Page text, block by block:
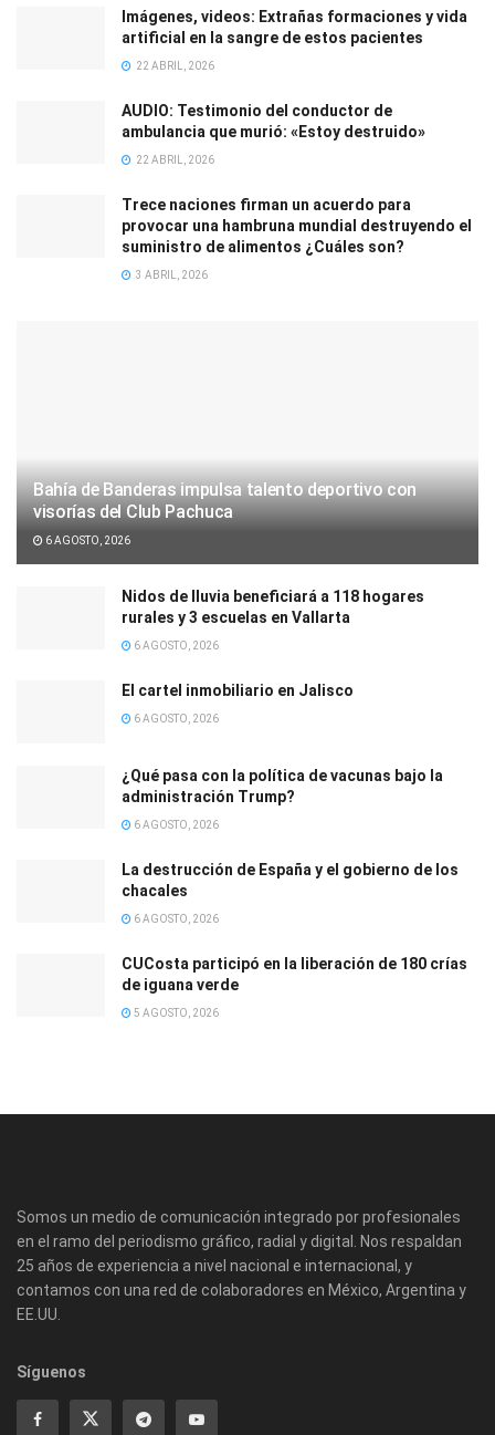
Imágenes, videos: Extrañas formaciones y vida
artificial en la sangre de estos pacientes
22 ABRIL, 2026
AUDIO: Testimonio del conductor de
ambulancia que murió: «Estoy destruido»
22 ABRIL, 2026
Trece naciones firman un acuerdo para
provocar una hambruna mundial destruyendo el
suministro de alimentos ¿Cuáles son?
3 ABRIL, 2026
Bahía de Banderas impulsa talento deportivo con
visorías del Club Pachuca
6 AGOSTO, 2026
Nidos de lluvia beneficiará a 118 hogares
rurales y 3 escuelas en Vallarta
6 AGOSTO, 2026
El cartel inmobiliario en Jalisco
6 AGOSTO, 2026
¿Qué pasa con la política de vacunas bajo la
administración Trump?
6 AGOSTO, 2026
La destrucción de España y el gobierno de los
chacales
6 AGOSTO, 2026
CUCosta participó en la liberación de 180 crías
de iguana verde
5 AGOSTO, 2026
Somos un medio de comunicación integrado por profesionales
en el ramo del periodismo gráfico, radial y digital. Nos respaldan
25 años de experiencia a nivel nacional e internacional, y
contamos con una red de colaboradores en México, Argentina y
EE.UU.
Síguenos